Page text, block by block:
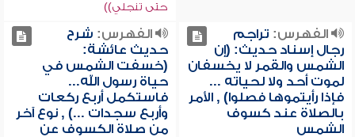
حتى تنجلي))
الفهرس: تراجم
رجال إسناد حديث: (إن
الشمس والقمر لا يخسفان
لموت أحد ولا لحياته ...
فإذا رأيتموها فصلوا) , الأمر
بالصلاة عند كسوف
الشمس
الفهرس: شرح
حديث عائشة:
(خسفت الشمس في
حياة رسول الله...
فاستكمل أربع ركعات
وأربع سجدات ...) , نوع آخر
من صلاة الكسوف عن